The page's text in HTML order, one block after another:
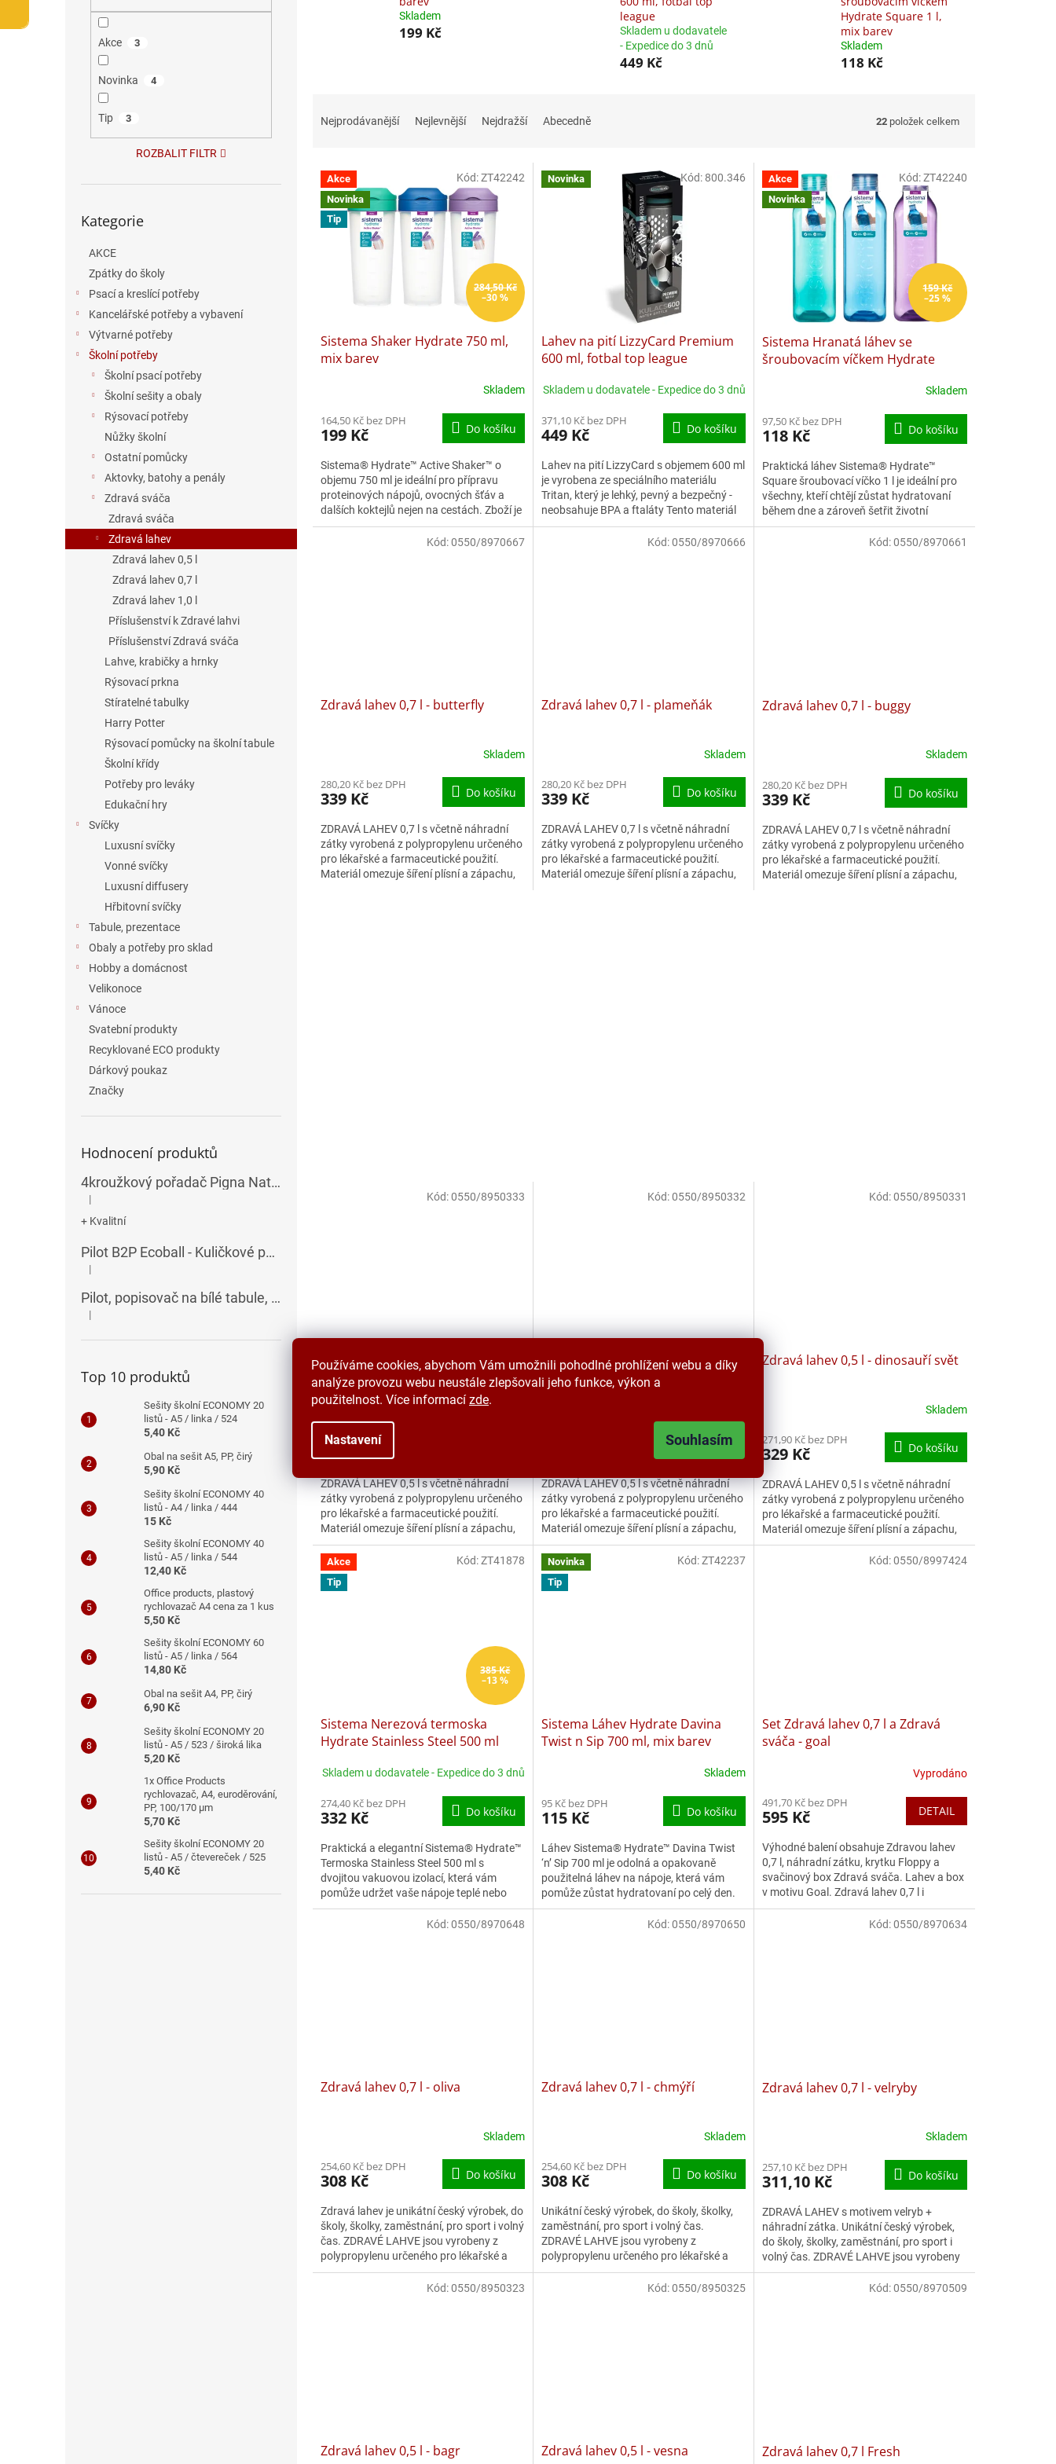
Používáme cookies, abychom Vám umožnili pohodlné prohlížení webu a díky
analýze provozu webu neustále zlepšovali jeho funkce, výkon a
použitelnost. Více informací zde.
Nastavení Souhlasím
Akce 3
Novinka 4
Tip 3
ROZBALIT FILTR
kategorie
Kategorie
AKCE
Zpátky do školy
Psací a kreslící potřeby
Kancelářské potřeby a vybavení
Výtvarné potřeby
Školní potřeby
Školní psací potřeby
Školní sešity a obaly
Rýsovací potřeby
Nůžky školní
Ostatní pomůcky
Aktovky, batohy a penály
Zdravá sváča
Zdravá sváča
Zdravá lahev
Zdravá lahev 0,5 l
Zdravá lahev 0,7 l
Zdravá lahev 1,0 l
Příslušenství k Zdravé lahvi
Příslušenství Zdravá sváča
Lahve, krabičky a hrnky
Rýsovací prkna
Stíratelné tabulky
Harry Potter
Rýsovací pomůcky na školní tabule
Školní křídy
Potřeby pro leváky
Edukační hry
Svíčky
Luxusní svíčky
Vonné svíčky
Luxusní diffusery
Hřbitovní svíčky
Tabule, prezentace
Obaly a potřeby pro sklad
Hobby a domácnost
Velikonoce
Vánoce
Svatební produkty
Recyklované ECO produkty
Dárkový poukaz
Značky
Hodnocení produktů
4kroužkový pořadač Pigna Nature Flowers - A4, 35 mm, mix motivů
Hodnocení produktu je 5 z 5 hvězdiček.
|
+ Kvalitní
Pilot B2P Ecoball - Kuličkové pero
Hodnocení produktu je 5 z 5 hvězdiček.
|
Pilot, popisovač na bílé tabule, seříznutý hrot, V-Board Master Chisel
Hodnocení produktu je 5 z 5 hvězdiček.
|
Top 10 produktů
Sešity školní ECONOMY 20
listů - A5 / linka / 524
5,40 Kč
Obal na sešit A5, PP, čirý
5,90 Kč
Sešity školní ECONOMY 40
listů - A4 / linka / 444
15 Kč
Sešity školní ECONOMY 40
listů - A5 / linka / 544
12,40 Kč
Office products, plastový
rychlovazač A4 cena za 1 kus
5,50 Kč
Sešity školní ECONOMY 60
listů - A5 / linka / 564
14,80 Kč
Obal na sešit A4, PP, čirý
6,90 Kč
Sešity školní ECONOMY 20
listů - A5 / 523 / široká lika
5,20 Kč
1x Office Products
rychlovazač, A4, euroděrování,
PP, 100/170 μm
5,70 Kč
Sešity školní ECONOMY 20
listů - A5 / čtevereček / 525
5,40 Kč
Skladem
199 Kč
league
Skladem u dodavatele
- Expedice do 3 dnů
449 Kč
Hydrate Square 1 l,
mix barev
Skladem
118 Kč
n
p
Nejprodávanější Nejlevnější Nejdražší Abecedně 22 položek celkem
V
p
Akce
Novinka
Tip
284,50 Kč
–30 %
Sistema Shaker Hydrate 750 ml,
mix barev
Skladem
164,50 Kč bez DPH
199 Kč Do košíku
Sistema® Hydrate™ Active Shaker™ o
objemu 750 ml je ideální pro přípravu
proteinových nápojů, ovocných šťáv a
dalších koktejlů nejen na cestách. Zboží je
dodáváno v mixu....
Kód:ZT42242 Novinka
Lahev na pití LizzyCard Premium
600 ml, fotbal top league
Skladem u dodavatele - Expedice do 3 dnů
371,10 Kč bez DPH
449 Kč Do košíku
Lahev na pití LizzyCard s objemem 600 ml
je vyrobena ze speciálního materiálu
Tritan, který je lehký, pevný a bezpečný -
neobsahuje BPA a ftaláty Tento materiál
navíc...
Kód: 800.346
Akce
Novinka
159 Kč
–25 %
Sistema Hranatá láhev se
šroubovacím víčkem Hydrate
Skladem
97,50 Kč bez DPH
118 Kč Do košíku
Praktická láhev Sistema® Hydrate™
Square šroubovací víčko 1 l je ideální pro
všechny, kteří chtějí zůstat hydratovaní
během dne a zároveň šetřit životní
prostředí. Zboží je...
Kód:ZT42240
Zdravá lahev 0,7 l - butterfly
Skladem
280,20 Kč bez DPH
339 Kč Do košíku
ZDRAVÁ LAHEV 0,7 l s včetně náhradní
zátky vyrobená z polypropylenu určeného
pro lékařské a farmaceutické použití.
Materiál omezuje šíření plísní a zápachu,
Kód:0550/8970667
Zdravá lahev 0,7 l - plameňák
Skladem
280,20 Kč bez DPH
339 Kč Do košíku
ZDRAVÁ LAHEV 0,7 l s včetně náhradní
zátky vyrobená z polypropylenu určeného
pro lékařské a farmaceutické použití.
Materiál omezuje šíření plísní a zápachu,
Kód:0550/8970666
Zdravá lahev 0,7 l - buggy
Skladem
280,20 Kč bez DPH
339 Kč Do košíku
ZDRAVÁ LAHEV 0,7 l s včetně náhradní
zátky vyrobená z polypropylenu určeného
pro lékařské a farmaceutické použití.
Materiál omezuje šíření plísní a zápachu,
Kód:0550/8970661
Zdravá lahev 0,5 l - pixel head
Skladem
271,90 Kč bez DPH
329 Kč
ZDRAVÁ LAHEV 0,5 l s včetně náhradní
zátky vyrobená z polypropylenu určeného
pro lékařské a farmaceutické použití.
Materiál omezuje šíření plísní a zápachu,
neobsahuje ftaláty...
Kód:0550/8950333
Zdravá lahev 0,5 l - kouzelný
jednorožec
Do košíku
ZDRAVÁ LAHEV 0,5 l s včetně náhradní
zátky vyrobená z polypropylenu určeného
pro lékařské a farmaceutické použití.
Materiál omezuje šíření plísní a zápachu,
neobsahuje ftaláty...
Kód:0550/8950332
Zdravá lahev 0,5 l - dinosauří svět
Skladem
271,90 Kč bez DPH
329 Kč Do košíku
ZDRAVÁ LAHEV 0,5 l s včetně náhradní
zátky vyrobená z polypropylenu určeného
pro lékařské a farmaceutické použití.
Materiál omezuje šíření plísní a zápachu,
neobsahuje ftaláty...
Kód:0550/8950331
Akce
Tip
385 Kč
–13 %
Sistema Nerezová termoska
Hydrate Stainless Steel 500 ml
Skladem u dodavatele - Expedice do 3 dnů
274,40 Kč bez DPH
332 Kč Do košíku
Praktická a elegantní Sistema® Hydrate™
Termoska Stainless Steel 500 ml s
dvojitou vakuovou izolací, která vám
pomůže udržet vaše nápoje teplé nebo
studené po celý den. Zboží...
Kód:ZT41878
Novinka
Tip
Sistema Láhev Hydrate Davina
Twist n Sip 700 ml, mix barev
Skladem
95 Kč bez DPH
115 Kč Do košíku
Láhev Sistema® Hydrate™ Davina Twist
‘n’ Sip 700 ml je odolná a opakovaně
použitelná láhev na nápoje, která vám
pomůže zůstat hydratovaní po celý den.
Zboží je...
Kód:ZT42237
Set Zdravá lahev 0,7 l a Zdravá
sváča - goal
Vyprodáno
491,70 Kč bez DPH
595 Kč DETAIL
Výhodné balení obsahuje Zdravou lahev
0,7 l, náhradní zátku, krytku Floppy a
svačinový box Zdravá sváča. Lahev a box
v motivu Goal. Zdravá lahev 0,7 l i
svačinový box se hodí na...
Kód:0550/8997424
Zdravá lahev 0,7 l - oliva
Skladem
254,60 Kč bez DPH
308 Kč Do košíku
Zdravá lahev je unikátní český výrobek, do
školy, školky, zaměstnání, pro sport i volný
čas. ZDRAVÉ LAHVE jsou vyrobeny z
polypropylenu určeného pro lékařské a
farmaceutické...
Kód:0550/8970648
Zdravá lahev 0,7 l - chmýří
Skladem
254,60 Kč bez DPH
308 Kč Do košíku
Unikátní český výrobek, do školy, školky,
zaměstnání, pro sport i volný čas.
ZDRAVÉ LAHVE jsou vyrobeny z
polypropylenu určeného pro lékařské a
farmaceutické použití a zabraňují...
Kód:0550/8970650
Zdravá lahev 0,7 l - velryby
Skladem
257,10 Kč bez DPH
311,10 Kč Do košíku
ZDRAVÁ LAHEV s motivem velryb +
náhradní zátka. Unikátní český výrobek,
do školy, školky, zaměstnání, pro sport i
volný čas. ZDRAVÉ LAHVE jsou vyrobeny
z polypropylenu určeného...
Kód:0550/8970634
Zdravá lahev 0,5 l - bagr
Kód:0550/8950323
Zdravá lahev 0,5 l - vesna
Kód:0550/8950325
Zdravá lahev 0,7 l Fresh
Kód:0550/8970509